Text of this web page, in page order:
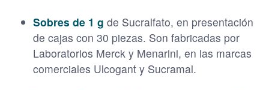
Sobres de 1 g de Sucralfato, en presentación
de cajas con 30 piezas. Son fabricadas por
Laboratorios Merck y Menarini, en las marcas
comerciales Ulcogant y Sucramal.